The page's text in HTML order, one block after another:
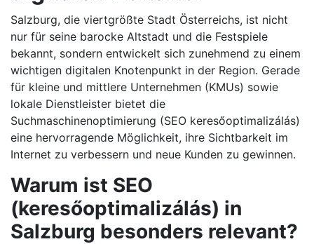
Salzburg, die viertgrößte Stadt Österreichs, ist nicht
nur für seine barocke Altstadt und die Festspiele
bekannt, sondern entwickelt sich zunehmend zu einem
wichtigen digitalen Knotenpunkt in der Region. Gerade
für kleine und mittlere Unternehmen (KMUs) sowie
lokale Dienstleister bietet die
Suchmaschinenoptimierung (SEO keresőoptimalizálás)
eine hervorragende Möglichkeit, ihre Sichtbarkeit im
Internet zu verbessern und neue Kunden zu gewinnen.
Warum ist SEO
(keresőoptimalizálás) in
Salzburg besonders relevant?